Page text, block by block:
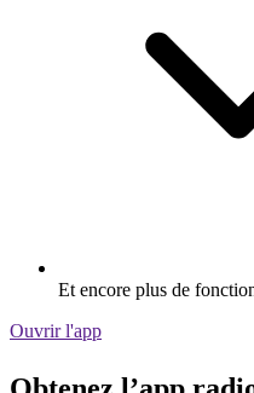
Et encore plus de
Ouvrir l'app